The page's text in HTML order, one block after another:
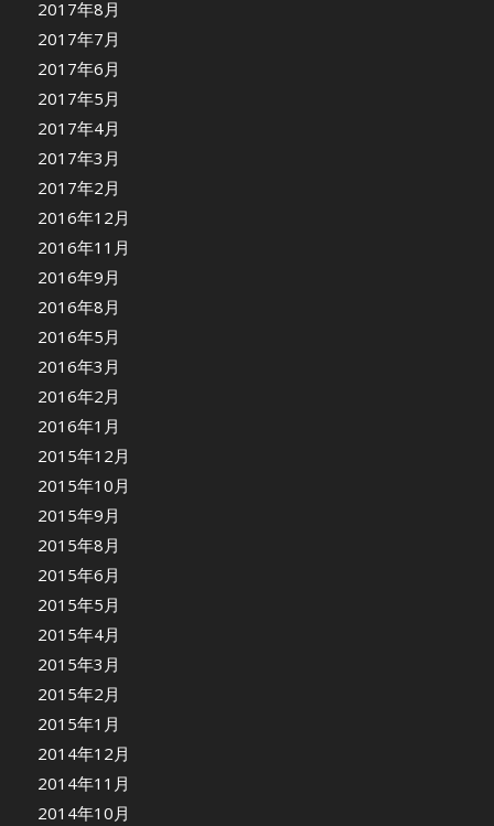
2017年8月
2017年7月
2017年6月
2017年5月
2017年4月
2017年3月
2017年2月
2016年12月
2016年11月
2016年9月
2016年8月
2016年5月
2016年3月
2016年2月
2016年1月
2015年12月
2015年10月
2015年9月
2015年8月
2015年6月
2015年5月
2015年4月
2015年3月
2015年2月
2015年1月
2014年12月
2014年11月
2014年10月